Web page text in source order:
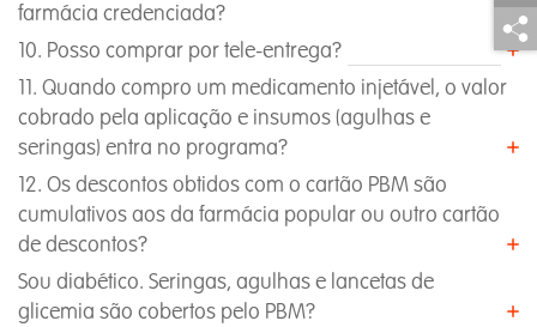
farmácia credenciada?
10. Posso comprar por tele-entrega?
11. Quando compro um medicamento injetável, o valor
cobrado pela aplicação e insumos (agulhas e
seringas) entra no programa?
12. Os descontos obtidos com o cartão PBM são
cumulativos aos da farmácia popular ou outro cartão
de descontos?
Sou diabético. Seringas, agulhas e lancetas de
glicemia são cobertos pelo PBM?